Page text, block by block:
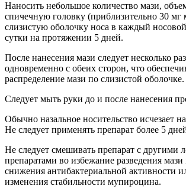
Наносить небольшое количество мази,
спичечную головку (приблизительно 30 мг
слизистую оболочку носа в каждый
сутки на протяжении 5 дней.
После нанесения мази следует несколько
одновременно с обеих сторон, что
распределение мази по слизистой оболочке.
Следует мыть руки до и после нанесения
Обычно назальное носительство исчезает
Не следует применять препарат более 5
Не следует смешивать препарат с другими
препаратами во избежание разведения мази
снижения антибактериальной активности
изменения стабильности мупироцина.